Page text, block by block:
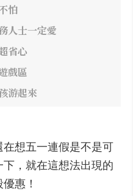
怕
人士一定愛
省心
戲區
游起來
想五一連假是不是可
，就在這想法出現的
惠！